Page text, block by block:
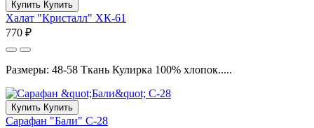
Купить Купить
Халат "Кристалл" ХК-61
770 ₽
Размеры: 48-58 Ткань Кулирка 100% хлопок.....
Купить Купить
Сарафан "Бали" С-28